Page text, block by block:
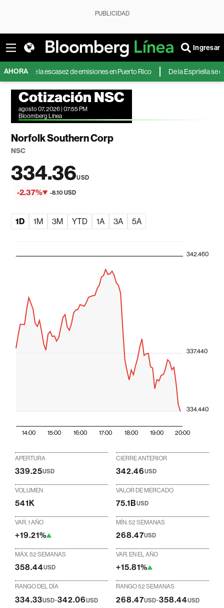
PUBLICIDAD
Ingresar
AHORA
la escasez de emisiones en Puerto Rico De la Espriella se
Cotización NSC
agosto 07, 2026 | 07:55 PM
Bloomberg Línea
Norfolk Southern Corp
NSC
334.36USD
-2.37% -8.10 USD
1D 1M 3M YTD 1A 3A 5A
14:00 15:00 16:00 17:00 18:00 19:00 20:00
334.440
337.440
342.460
APERTURA
339.25USD
CIERRE ANTERIOR
342.46USD
VOLUMEN
541K
VALOR DE MERCADO
75.1BUSD
VAR. 1 AÑO
+19.21%
MÍN. 52 SEMANAS
268.47USD
MÁX. 52 SEMANAS
358.44USD
VAR. EN EL AÑO
+15.81%
RANGO DEL DÍA
334.33USD-342.06USD
RANGO 52 SEMANAS
268.47USD-358.44USD